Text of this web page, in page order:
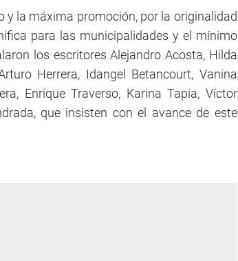
y la máxima promoción, por la originalidad
para las municipalidades y el mínimo
los escritores Alejandro Acosta, Hilda
Herrera, Idangel Betancourt, Vanina
Enrique Traverso, Karina Tapia, Víctor
que insisten con el avance de este